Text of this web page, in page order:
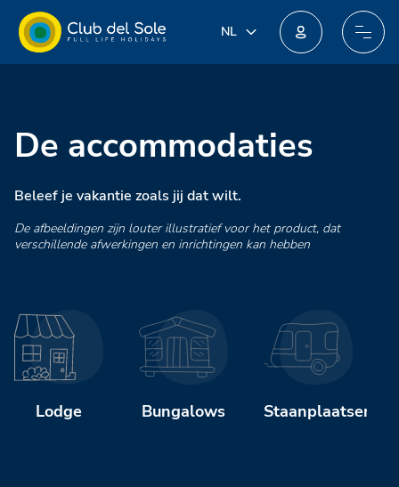
NL
PL
De accommodaties
Beleef je vakantie zoals jij dat wilt.
De afbeeldingen zijn louter illustratief voor het product, dat
verschillende afwerkingen en inrichtingen kan hebben
Lodge Bungalows Staanplaatsen